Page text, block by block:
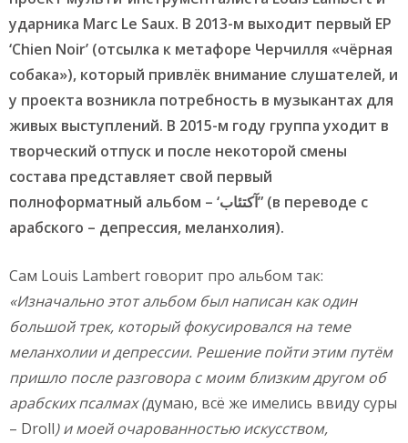
ударника Marc Le Saux. В 2013-м выходит первый EP
‘Chien Noir’ (отсылка к метафоре Черчилля «чёрная
собака»), который привлёк внимание слушателей, и
у проекта возникла потребность в музыкантах для
живых выступлений. В 2015-м году группа уходит в
творческий отпуск и после некоторой смены
состава представляет свой первый
полноформатный альбом – ‘آكتئاب” (в переводе с
арабского – депрессия, меланхолия).
Сам Louis Lambert говорит про альбом так:
«Изначально этот альбом был написан как один
большой трек, который фокусировался на теме
меланхолии и депрессии. Решение пойти этим путём
пришло после разговора с моим близким другом об
арабских псалмах (думаю, всё же имелись ввиду суры
– Droll) и моей очарованностью искусством,